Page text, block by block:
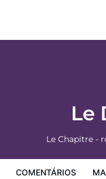
Le
Le Chapitre -
COMENTÁRIOS